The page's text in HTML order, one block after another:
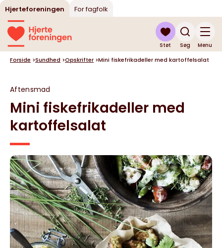
Hjerteforeningen For fagfolk
Søg
Støt Menu
Forside >Sundhed >Opskrifter >Mini fiskefrikadeller med kartoffelsalat
Aftensmad
Mini fiskefrikadeller med
kartoffelsalat